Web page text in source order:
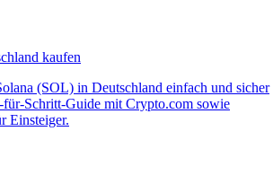
kaufen
(SOL) in Deutschland einfach und sicher
Schritt-Guide mit Crypto.com sowie
Einsteiger.